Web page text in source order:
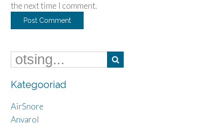
the next time I comment.
Kategooriad
AirSnore
Anvarol